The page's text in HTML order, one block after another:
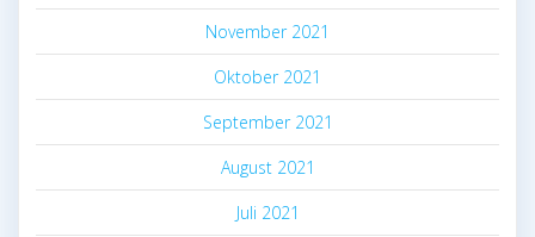
November 2021
Oktober 2021
September 2021
August 2021
Juli 2021